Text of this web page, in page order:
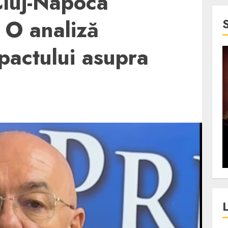
analiză
asupra
intr-un
in
4 min read
pe cei mai in varsta an de
an?
ALEXANDRU S. DECEMBER 13, 2023